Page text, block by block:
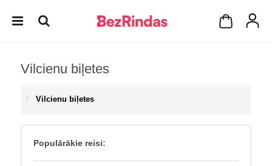
Vilcienu biļetes
Vilcienu biļetes
Populārākie reisi: